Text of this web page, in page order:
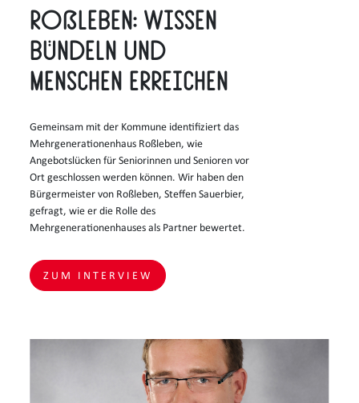
Roßleben: Wissen
bündeln und
Menschen erreichen
Gemeinsam mit der Kommune identifiziert das
Mehrgenerationenhaus Roßleben, wie
Angebotslücken für Seniorinnen und Senioren vor
Ort geschlossen werden können. Wir haben den
Bürgermeister von Roßleben, Steffen Sauerbier,
gefragt, wie er die Rolle des
Mehrgenerationenhauses als Partner bewertet.
ZUM INTERVIEW